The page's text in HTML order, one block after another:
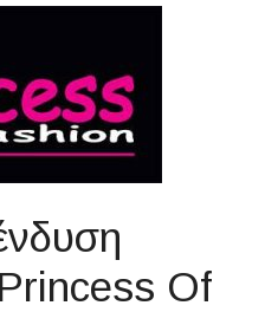
Princess Of